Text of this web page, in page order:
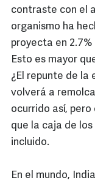
contraste con el
organismo ha
proyecta en
Esto es mayor
¿El repunte de la
volverá a
ocurrido así, pero
que la caja de
incluido.
En el mundo,